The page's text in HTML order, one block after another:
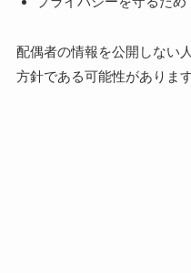
配偶者の情報を公開しない
方針である可能性があります